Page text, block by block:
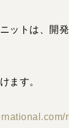
ットは、開
ます。